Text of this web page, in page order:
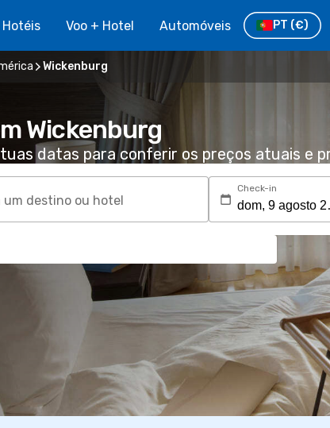
Hotéis Voo + Hotel Automóveis PT (€)
Wickenburg
Wickenburg
datas para conferir os preços atuais e
um destino ou hotel
Check-in